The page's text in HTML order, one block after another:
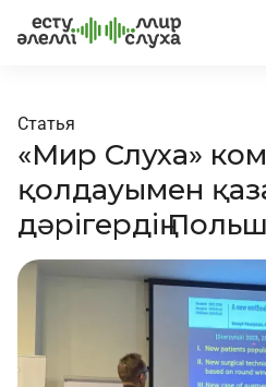
Статья
«Мир Слуха»
қолдауымен
дәрігердің